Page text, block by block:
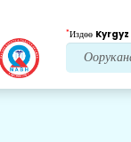
*Издөө Kyrgyz